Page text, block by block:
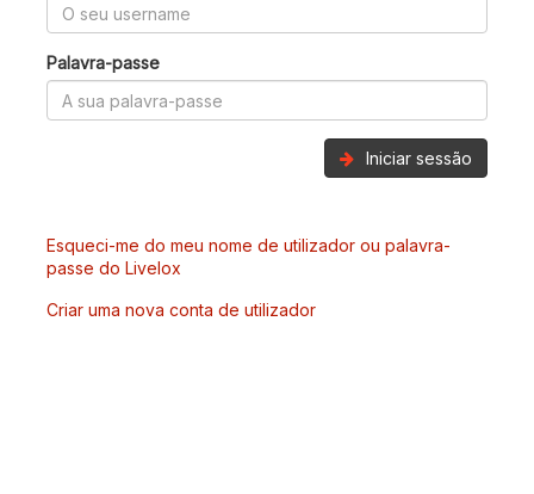
Palavra-passe
Iniciar sessão
Esqueci-me do meu nome de utilizador ou palavra-
passe do Livelox
Criar uma nova conta de utilizador